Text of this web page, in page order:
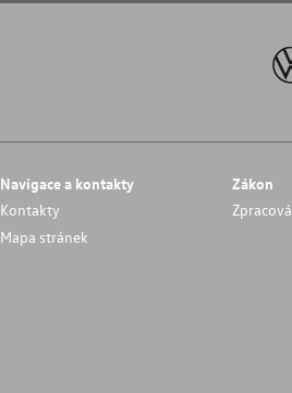
Navigace a kontakty
Kontakty
Mapa stránek
Zákon